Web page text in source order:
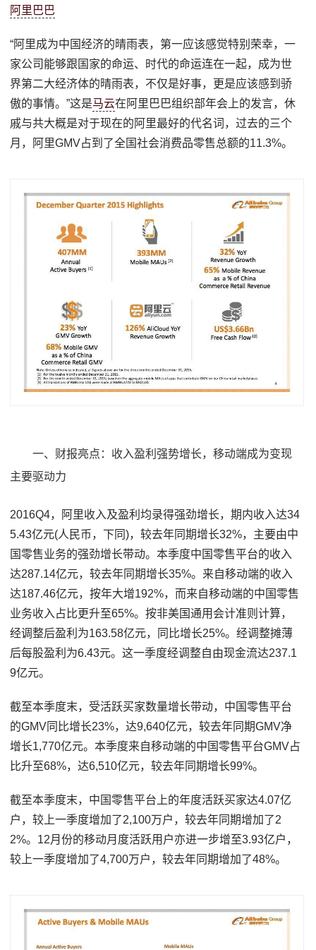
阿里巴巴
“阿里成为中国经济的晴雨表，第一应该感觉特别荣幸，一
家公司能够跟国家的命运、时代的命运连在一起，成为世
界第二大经济体的晴雨表，不仅是好事，更是应该感到骄
傲的事情。”这是马云在阿里巴巴组织部年会上的发言，休
戚与共大概是对于现在的阿里最好的代名词，过去的三个
月，阿里GMV占到了全国社会消费品零售总额的11.3%。
一、财报亮点：收入盈利强势增长，移动端成为变现
主要驱动力
2016Q4，阿里收入及盈利均录得强劲增长，期内收入达34
5.43亿元(人民币，下同)，较去年同期增长32%，主要由中
国零售业务的强劲增长带动。本季度中国零售平台的收入
达287.14亿元，较去年同期增长35%。来自移动端的收入
达187.46亿元，按年大增192%，而来自移动端的中国零售
业务收入占比更升至65%。按非美国通用会计准则计算，
经调整后盈利为163.58亿元，同比增长25%。经调整摊薄
后每股盈利为6.43元。这一季度经调整自由现金流达237.1
9亿元。
截至本季度末，受活跃买家数量增长带动，中国零售平台
的GMV同比增长23%，达9,640亿元，较去年同期GMV净
增长1,770亿元。本季度来自移动端的中国零售平台GMV占
比升至68%，达6,510亿元，较去年同期增长99%。
截至本季度末，中国零售平台上的年度活跃买家达4.07亿
户，较上一季度增加了2,100万户，较去年同期增加了2
2%。12月份的移动月度活跃用户亦进一步增至3.93亿户，
较上一季度增加了4,700万户，较去年同期增加了48%。